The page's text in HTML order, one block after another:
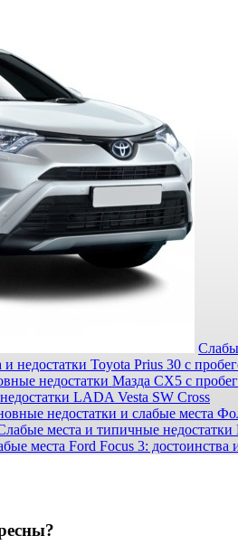
недостатки Toyota Prius 30 с
недостатки Мазда СХ5 с
LADA Vesta SW Cross
недостатки и слабые места
места и типичные недостатки
места Ford Focus 3: достоинства